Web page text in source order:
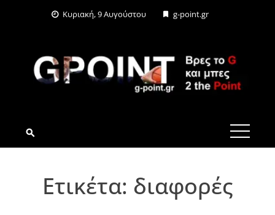
Κυριακή, 9 Αυγούστου g-point.gr
G-POINT.GR
Ετικέτα: διαφορές